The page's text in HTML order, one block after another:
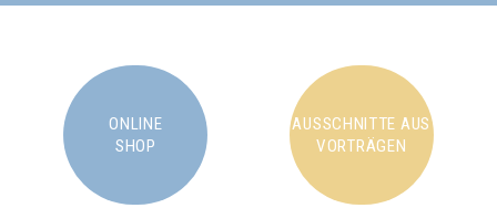
ONLINE
SHOP
AUSSCHNITTE AUS
VORTRÄGEN